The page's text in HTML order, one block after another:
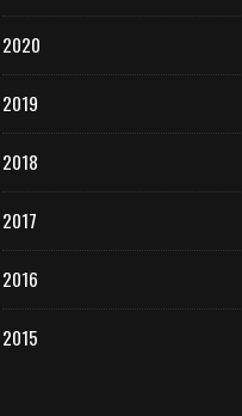
2020
2019
2018
2017
2016
2015